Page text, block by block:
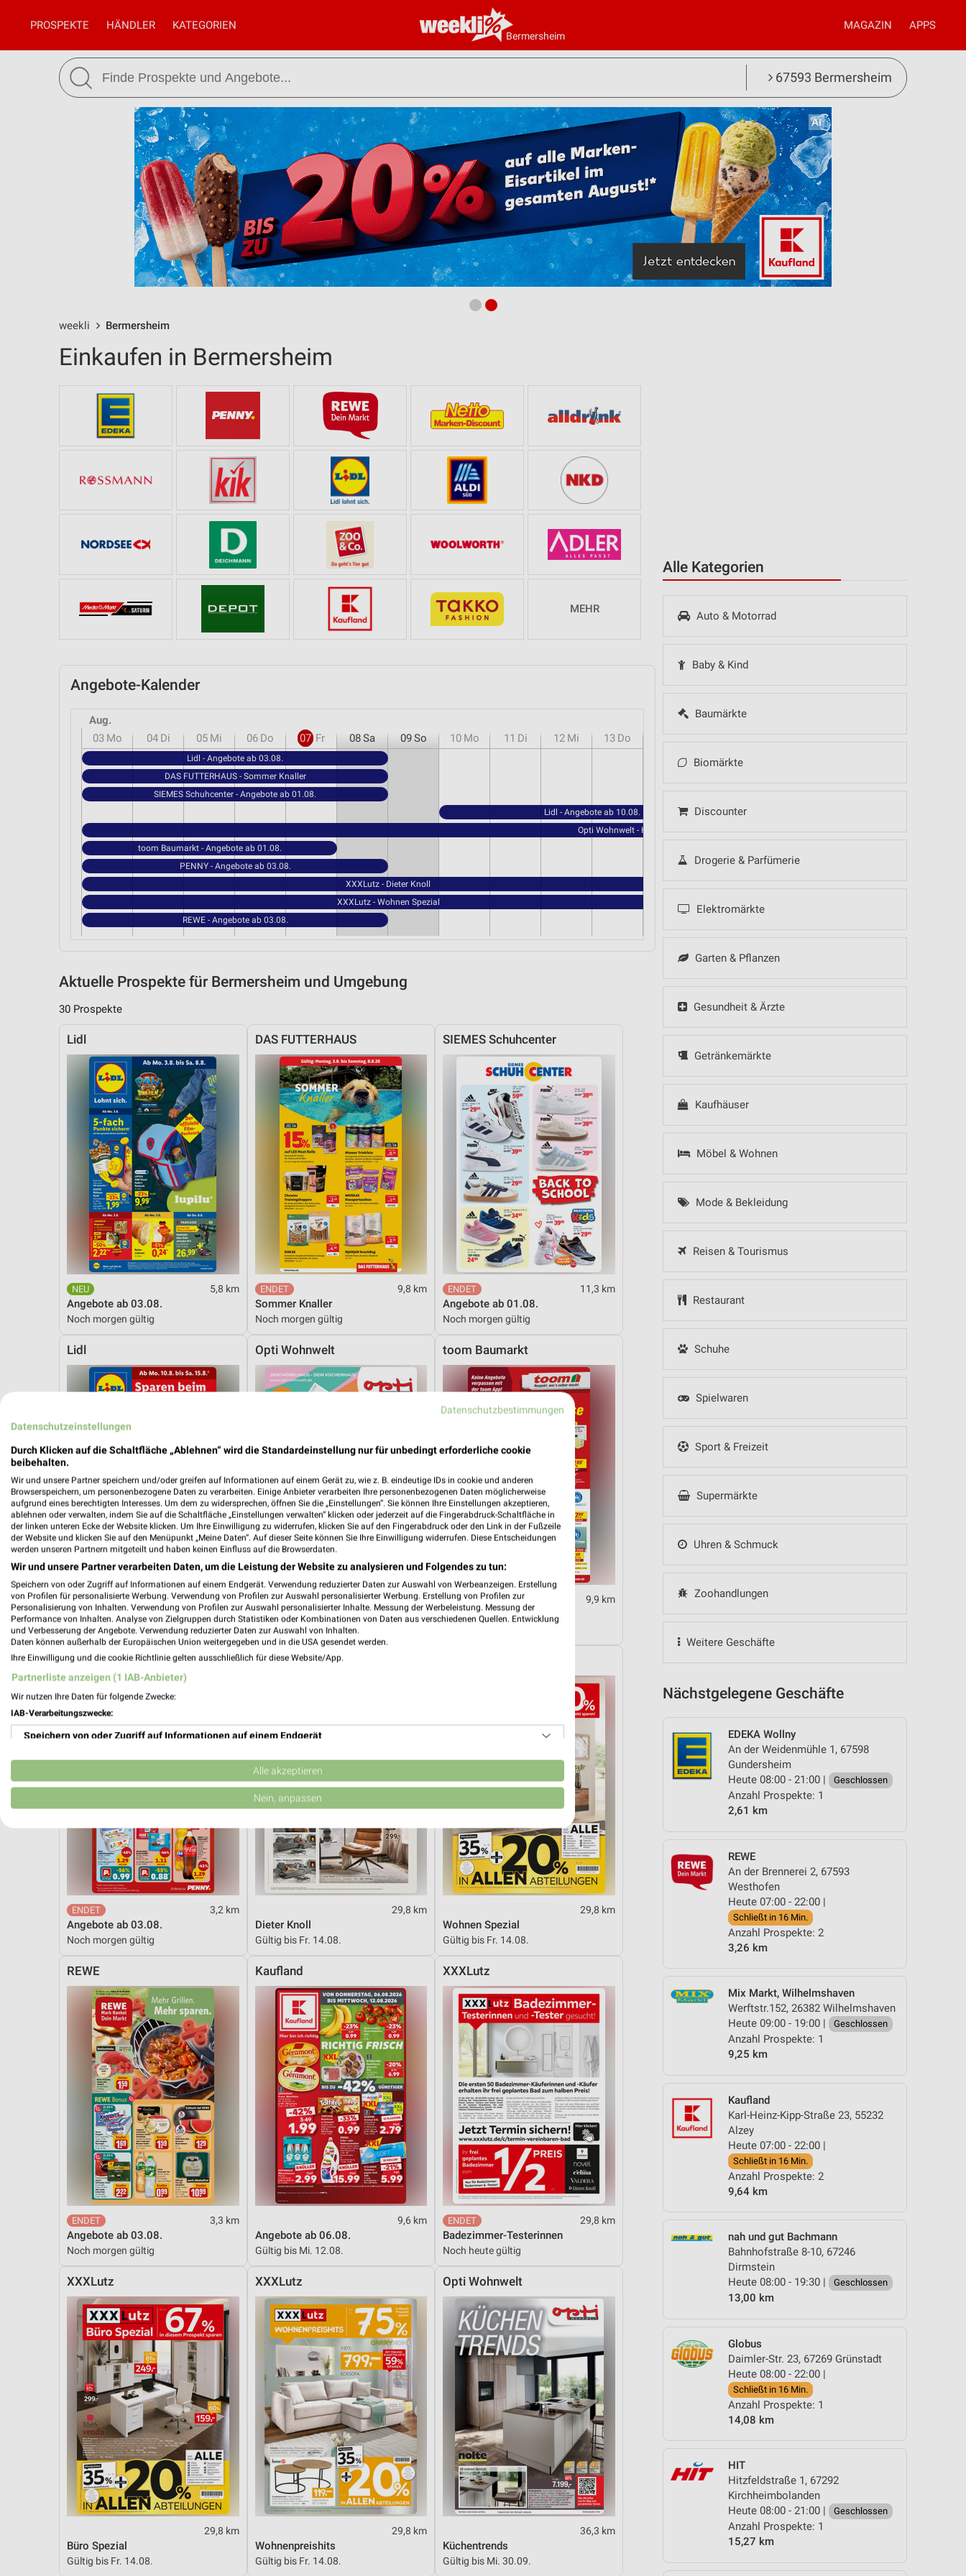
Bermersheim
PROSPEKTE HÄNDLER KATEGORIEN MAGAZIN APPS
67593 Bermersheim
weekli Bermersheim
Alle Kategorien
Auto & Motorrad
Baby & Kind
Baumärkte
Biomärkte
Discounter
Drogerie & Parfümerie
Elektromärkte
Garten & Pflanzen
Gesundheit & Ärzte
Getränkemärkte
Kaufhäuser
Möbel & Wohnen
Mode & Bekleidung
Reisen & Tourismus
Restaurant
Schuhe
Spielwaren
Sport & Freizeit
Supermärkte
Uhren & Schmuck
Zoohandlungen
Weitere Geschäfte
Nächstgelegene Geschäfte
EDEKA Wollny
An der Weidenmühle 1, 67598
Gundersheim
Heute 08:00 - 21:00 |
Geschlossen
Anzahl Prospekte: 1
2,61 km
REWE
An der Brennerei 2, 67593
Westhofen
Heute 07:00 - 22:00 |
Schließt in 16 Min.
Anzahl Prospekte: 2
3,26 km
Mix Markt, Wilhelmshaven
Werftstr.152, 26382 Wilhelmshaven
Heute 09:00 - 19:00 |
Geschlossen
Anzahl Prospekte: 1
9,25 km
Kaufland
Karl-Heinz-Kipp-Straße 23, 55232
Alzey
Heute 07:00 - 22:00 |
Schließt in 16 Min.
Anzahl Prospekte: 2
9,64 km
nah und gut Bachmann
Bahnhofstraße 8-10, 67246
Dirmstein
Heute 08:00 - 19:30 |
Geschlossen
13,00 km
Globus
Daimler-Str. 23, 67269 Grünstadt
Heute 08:00 - 22:00 |
Schließt in 16 Min.
Anzahl Prospekte: 1
14,08 km
HIT
Hitzfeldstraße 1, 67292
Kirchheimbolanden
Heute 08:00 - 21:00 |
Geschlossen
Anzahl Prospekte: 1
15,27 km
Einkaufen in Bermersheim
MEHR
Angebote-Kalender
Aug.
03 Mo 04 Di 05 Mi 06 Do 07 Fr 08Sa 09So 10 Mo 11 Di 12 Mi 13 Do
Lidl - Angebote ab 03.08.
DAS FUTTERHAUS - Sommer Knaller
SIEMES Schuhcenter - Angebote ab 01.08.
Lidl - Angebote ab 10.08.
Opti Wohnwelt - Hot Sommer Sale
toom Baumarkt - Angebote ab 01.08.
PENNY - Angebote ab 03.08.
XXXLutz - Dieter Knoll
XXXLutz - Wohnen Spezial
REWE - Angebote ab 03.08.
Aktuelle Prospekte für Bermersheim und Umgebung
30 Prospekte
Lidl
5,8 km
Angebote ab 03.08.
Noch morgen gültig
DAS FUTTERHAUS
9,8 km
Sommer Knaller
Noch morgen gültig
SIEMES Schuhcenter
11,3 km
Angebote ab 01.08.
Noch morgen gültig
Lidl
5,8 km
Angebote ab 10.08.
Gültig ab Mo. 10.08.
Opti Wohnwelt
36,3 km
Hot Sommer Sale
Gültig bis Sa. 29.08.
toom Baumarkt
9,9 km
Angebote ab 01.08.
PENNY
3,2 km
Angebote ab 03.08.
Noch morgen gültig
XXXLutz
29,8 km
Dieter Knoll
Gültig bis Fr. 14.08.
29,8 km
Wohnen Spezial
Gültig bis Fr. 14.08.
REWE
3,3 km
Angebote ab 03.08.
Noch morgen gültig
Kaufland
9,6 km
Angebote ab 06.08.
Gültig bis Mi. 12.08.
XXXLutz
29,8 km
Badezimmer-Testerinnen
Noch heute gültig
XXXLutz
29,8 km
Büro Spezial
Gültig bis Fr. 14.08.
XXXLutz
29,8 km
Wohnenpreishits
Gültig bis Fr. 14.08.
Opti Wohnwelt
36,3 km
Küchentrends
Gültig bis Mi. 30.09.
Datenschutzbestimmungen
Datenschutzeinstellungen
Durch Klicken auf die Schaltfläche „Ablehnen“ wird die Standardeinstellung nur für unbedingt erforderliche cookie
beibehalten.
Wir und unsere Partner speichern und/oder greifen auf Informationen auf einem Gerät zu, wie z. B. eindeutige IDs in cookie und anderen
Browserspeichern, um personenbezogene Daten zu verarbeiten. Einige Anbieter verarbeiten Ihre personenbezogenen Daten möglicherweise
aufgrund eines berechtigten Interesses. Um dem zu widersprechen, öffnen Sie die „Einstellungen“. Sie können Ihre Einstellungen akzeptieren,
ablehnen oder verwalten, indem Sie auf die Schaltfläche „Einstellungen verwalten“ klicken oder jederzeit auf die Fingerabdruck-Schaltfläche in
der linken unteren Ecke der Website klicken. Um Ihre Einwilligung zu widerrufen, klicken Sie auf den Fingerabdruck oder den Link in der Fußzeile
der Website und klicken Sie auf den Menüpunkt „Meine Daten“. Auf dieser Seite können Sie Ihre Einwilligung widerrufen. Diese Entscheidungen
werden unseren Partnern mitgeteilt und haben keinen Einfluss auf die Browserdaten.
Wir und unsere Partner verarbeiten Daten, um die Leistung der Website zu analysieren und Folgendes zu tun:
Speichern von oder Zugriff auf Informationen auf einem Endgerät. Verwendung reduzierter Daten zur Auswahl von Werbeanzeigen. Erstellung
von Profilen für personalisierte Werbung. Verwendung von Profilen zur Auswahl personalisierter Werbung. Erstellung von Profilen zur
Personalisierung von Inhalten. Verwendung von Profilen zur Auswahl personalisierter Inhalte. Messung der Werbeleistung. Messung der
Performance von Inhalten. Analyse von Zielgruppen durch Statistiken oder Kombinationen von Daten aus verschiedenen Quellen. Entwicklung
und Verbesserung der Angebote. Verwendung reduzierter Daten zur Auswahl von Inhalten.
Daten können außerhalb der Europäischen Union weitergegeben und in die USA gesendet werden.
Ihre Einwilligung und die cookie Richtlinie gelten ausschließlich für diese Website/App.
Partnerliste anzeigen (1 IAB-Anbieter)
Wir nutzen Ihre Daten für folgende Zwecke:
IAB-Verarbeitungszwecke:
Speichern von oder Zugriff auf Informationen auf einem Endgerät
Verwendung reduzierter Daten zur Auswahl von Werbeanzeigen
Erstellung von Profilen für personalisierte Werbung
Erstellung von Profilen zur Personalisierung von Inhalten
Verwendung von Profilen zur Auswahl personalisierter Inhalte
Messung der Werbeleistung
Messung der Performance von Inhalten
Analyse von Zielgruppen durch Statistiken oder Kombinationen von Daten aus verschiedenen
Entwicklung und Verbesserung der Angebote
Verwendung reduzierter Daten zur Auswahl von Inhalten
Verwendung genauer Standortdaten
Geräte anhand von aktiv angeforderten Informationen identifizieren
Nicht-IAB-Verarbeitungszwecke:
Funktional
Alle akzeptieren
Nein, anpassen